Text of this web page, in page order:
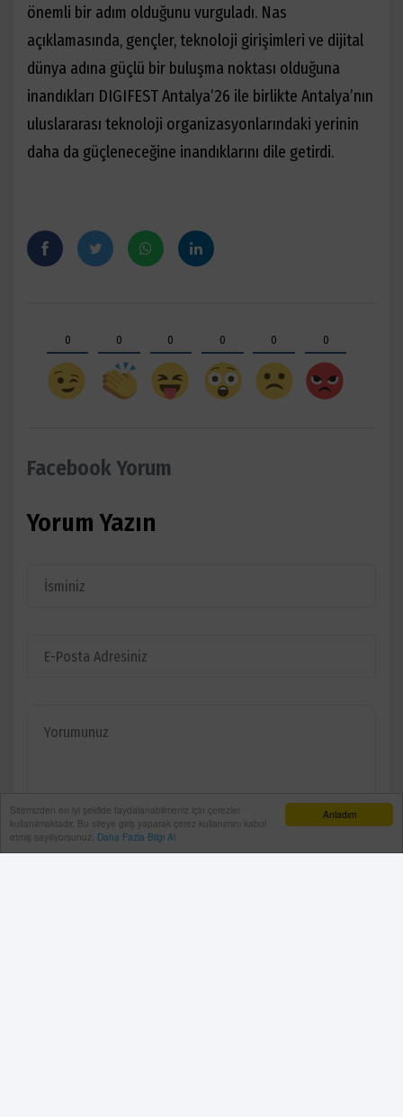
Anladım
Sitemizden en iyi şekilde faydalanabilmeniz için çerezler
kullanılmaktadır. Bu siteye giriş yaparak çerez kullanımını kabul
etmiş sayılıyorsunuz. Daha Fazla Bilgi Al
önemli bir adım olduğunu vurguladı. Nas
açıklamasında, gençler, teknoloji girişimleri ve dijital
dünya adına güçlü bir buluşma noktası olduğuna
inandıkları DIGIFEST Antalya’26 ile birlikte Antalya’nın
uluslararası teknoloji organizasyonlarındaki yerinin
daha da güçleneceğine inandıklarını dile getirdi.
0 0 0 0 0 0
Facebook Yorum
Yorum Yazın